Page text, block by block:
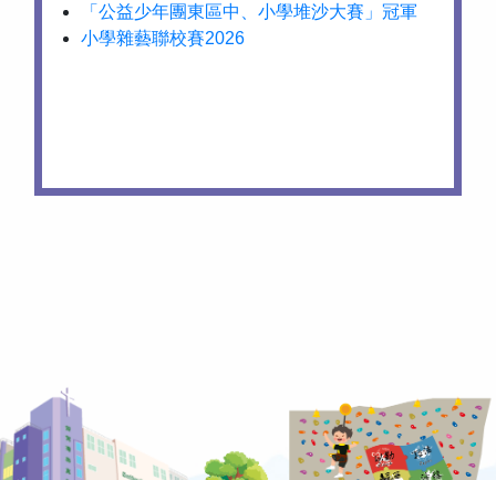
「公益少年團東區中、小學堆沙大賽」冠軍
小學雜藝聯校賽2026